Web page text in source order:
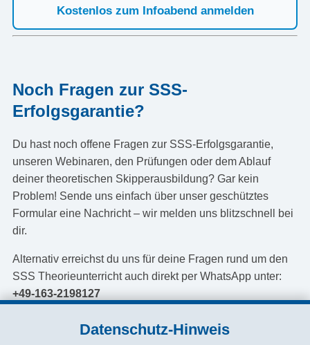
Datenschutz-Hinweis
Kostenlos zum Infoabend anmelden
Noch Fragen zur SSS-
Erfolgsgarantie?
Du hast noch offene Fragen zur SSS-Erfolgsgarantie,
unseren Webinaren, den Prüfungen oder dem Ablauf
deiner theoretischen Skipperausbildung? Gar kein
Problem! Sende uns einfach über unser geschütztes
Formular eine Nachricht – wir melden uns blitzschnell bei
dir.
Alternativ erreichst du uns für deine Fragen rund um den
SSS Theorieunterricht auch direkt per WhatsApp unter:
+49-163-2198127
Geschützte Kontaktaufnahme versenden